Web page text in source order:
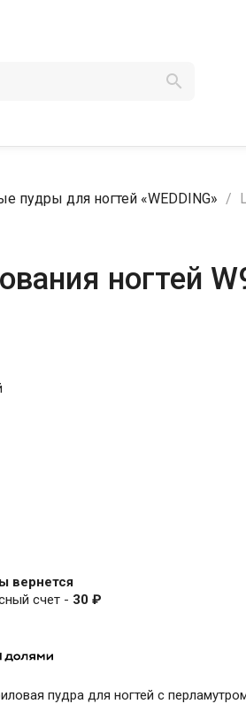

пудры для ногтей «WEDDING»
ногтей
вернется
счет - 30 ₽
пудра для ногтей с